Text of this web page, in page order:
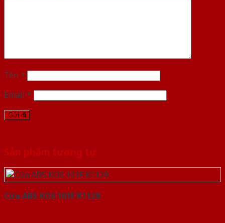
Tên *
Email *
Sản phẩm tương tự
Cửa ABS KOS 101F K1129